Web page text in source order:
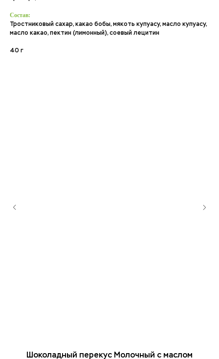
Состав:
Тростниковый сахар, какао бобы, мякоть купуасу, масло купуасу,
масло какао, пектин (лимонный), соевый лецитин
40 г
Шоколадный перекус Молочный с маслом